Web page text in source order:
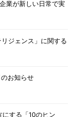
業が新しい日常で実
ジェンス」に関する
のお知らせ
する「10のヒン